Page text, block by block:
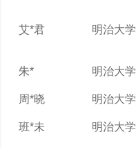
艾*君 明治大学
朱* 明治大学
周*晓 明治大学
班*未 明治大学